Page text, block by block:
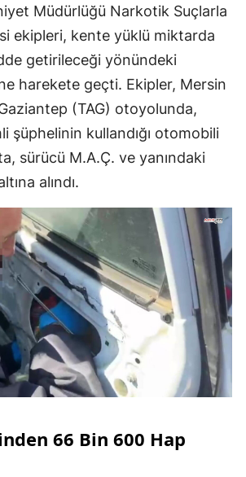
Müdürlüğü Narkotik Suçlarla
ekipleri, kente yüklü miktarda
getirileceği yönündeki
harekete geçti. Ekipler, Mersin
(TAG) otoyolunda,
şüphelinin kullandığı otomobili
sürücü M.A.Ç. ve yanındaki
alındı.
66 Bin 600 Hap